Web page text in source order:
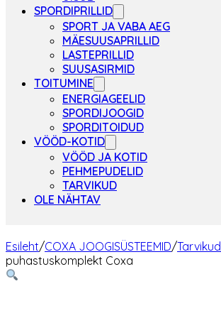
SPORDIPRILLID
SPORT JA VABA AEG
MÄESUUSAPRILLID
LASTEPRILLID
SUUSASIRMID
TOITUMINE
ENERGIAGEELID
SPORDIJOOGID
SPORDITOIDUD
VÖÖD-KOTID
VÖÖD JA KOTID
PEHMEPUDELID
TARVIKUD
OLE NÄHTAV
Esileht/COXA JOOGISÜSTEEMID/Tarvikud
puhastuskomplekt Coxa